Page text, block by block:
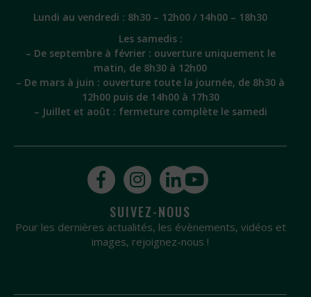
Lundi au vendredi : 8h30 – 12h00 / 14h00 – 18h30
Les samedis :
– De septembre à février : ouverture uniquement le
matin, de 8h30 à 12h00
– De mars à juin : ouverture toute la journée, de 8h30 à
12h00 puis de 14h00 à 17h30
– Juillet et août : fermeture complète le samedi
SUIVEZ-NOUS
Pour les dernières actualités, les évènements, vidéos et
images, rejoignez-nous !